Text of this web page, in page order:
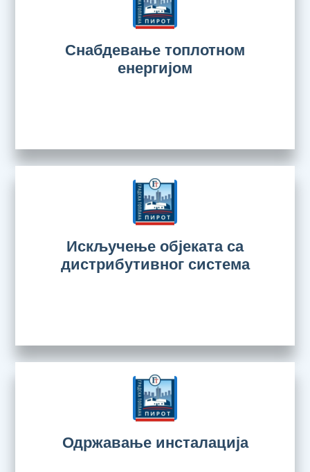
Снабдевање топлотном
енергијом
Искључење објеката са
дистрибутивног система
Одржавање инсталација